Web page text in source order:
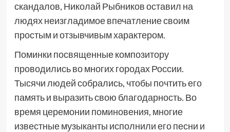
скандалов, Николай Рыбников оставил на
людях неизгладимое впечатление своим
простым и отзывчивым характером.
Поминки посвященные композитору
проводились во многих городах России.
Тысячи людей собрались, чтобы почтить его
память и выразить свою благодарность. Во
время церемонии поминовения, многие
известные музыканты исполнили его песни и